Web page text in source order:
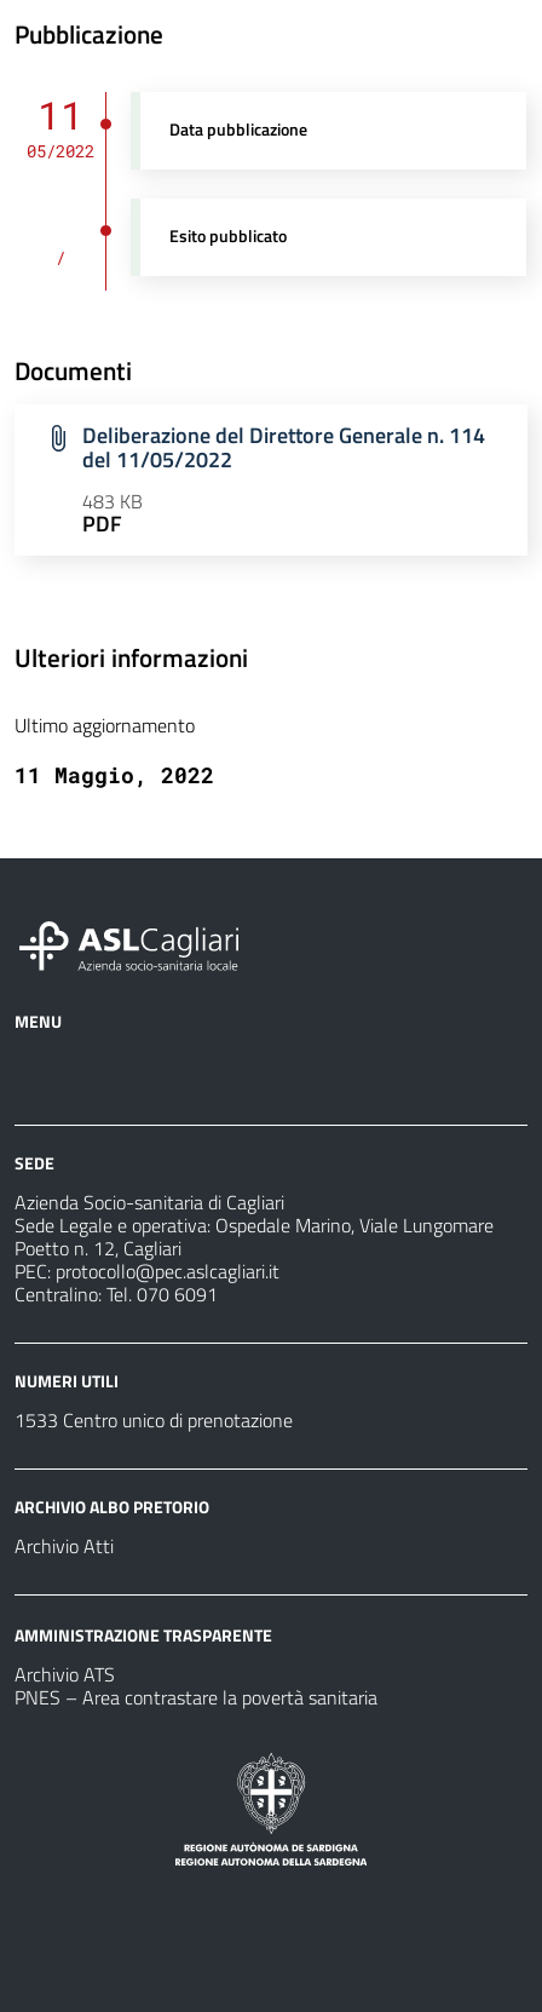
Pubblicazione
11
05/2022
Data pubblicazione
/
Esito pubblicato
Documenti
Deliberazione del Direttore Generale n. 114
del 11/05/2022
483 KB
PDF
Ulteriori informazioni
Ultimo aggiornamento
11 Maggio, 2022
MENU
sanitarie
fare
SEDE
Azienda Socio-sanitaria di Cagliari
Sede Legale e operativa: Ospedale Marino, Viale Lungomare
Poetto n. 12, Cagliari
PEC: protocollo@pec.aslcagliari.it
Centralino: Tel. 070 6091
NUMERI UTILI
1533 Centro unico di prenotazione
ARCHIVIO ALBO PRETORIO
Archivio Atti
AMMINISTRAZIONE TRASPARENTE
Archivio ATS
PNES – Area contrastare la povertà sanitaria